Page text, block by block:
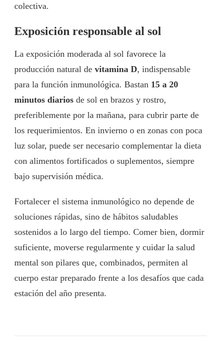
colectiva.
Exposición responsable al sol
La exposición moderada al sol favorece la
producción natural de vitamina D, indispensable
para la función inmunológica. Bastan 15 a 20
minutos diarios de sol en brazos y rostro,
preferiblemente por la mañana, para cubrir parte de
los requerimientos. En invierno o en zonas con poca
luz solar, puede ser necesario complementar la dieta
con alimentos fortificados o suplementos, siempre
bajo supervisión médica.
Fortalecer el sistema inmunológico no depende de
soluciones rápidas, sino de hábitos saludables
sostenidos a lo largo del tiempo. Comer bien, dormir
suficiente, moverse regularmente y cuidar la salud
mental son pilares que, combinados, permiten al
cuerpo estar preparado frente a los desafíos que cada
estación del año presenta.